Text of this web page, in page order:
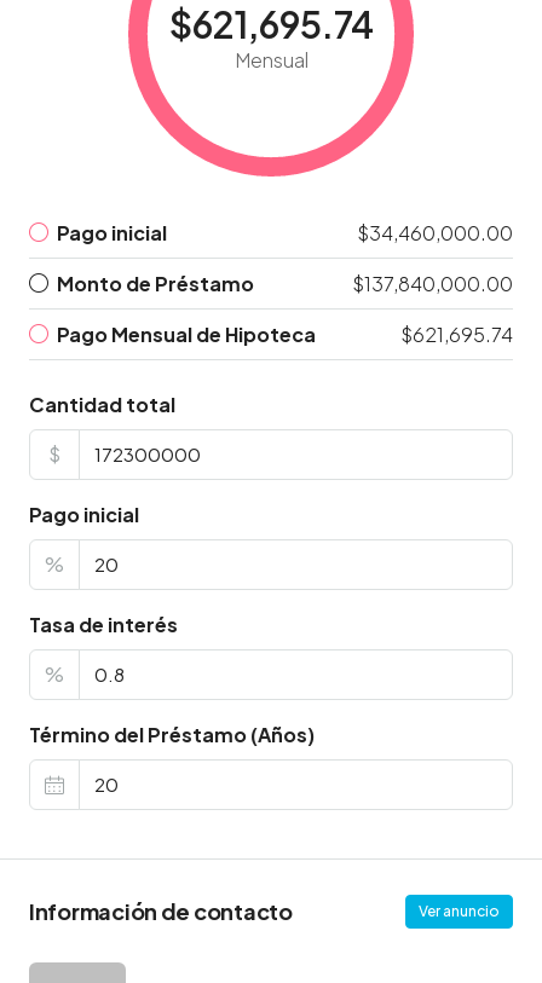
$621,695.74
Mensual
Pago inicial
$34,460,000.00
Monto de Préstamo
$137,840,000.00
Pago Mensual de Hipoteca
$621,695.74
Cantidad total
$
Pago inicial
%
Tasa de interés
%
Término del Préstamo (Años)
Información de contacto Ver anuncio